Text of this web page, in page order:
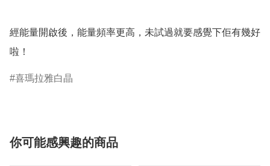
經能量開啟後，能量頻率更高，未試過就要感覺下佢有幾好
喜瑪拉雅白晶
你可能感興趣的商品